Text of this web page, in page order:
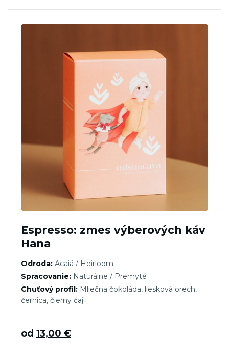
Espresso: zmes výberových káv
Hana
Odroda: Acaiá / Heirloom
Spracovanie: Naturálne / Premyté
Chuťový profil: Mliečna čokoláda, liesková orech,
černica, čierny čaj
od 13,00 €